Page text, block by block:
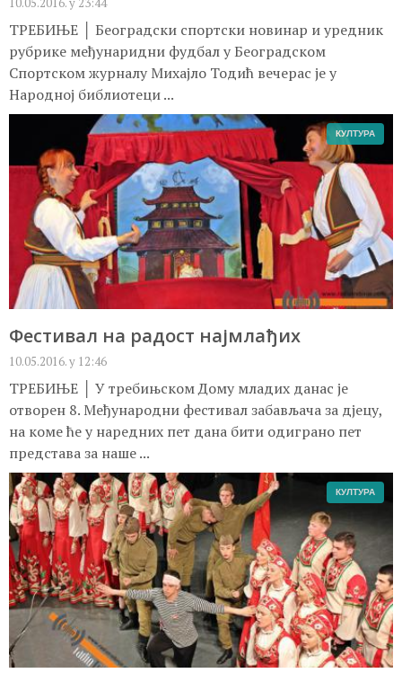
ТРЕБИЊЕ │ Београдски спортски новинар и уредник
рубрике међунаридни фудбал у Београдском
Спортском журналу Михајло Тодић вечерас је у
Народној библиотеци ...
КУЛТУРА
Фестивал на радост најмлађих
10.05.2016. у 12:46
ТРЕБИЊЕ │ У требињском Дому младих данас је
отворен 8. Међународни фестивал забављача за дјецу,
на коме ће у наредних пет дана бити одиграно пет
представа за наше ...
КУЛТУРА